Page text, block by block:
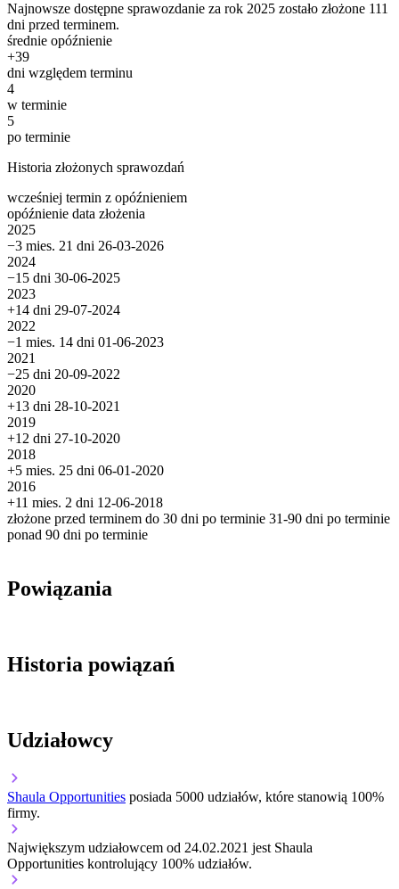
Najnowsze dostępne sprawozdanie za rok 2025 zostało złożone 111
dni przed terminem.
średnie opóźnienie
+39
dni względem terminu
4
w terminie
5
po terminie
Historia złożonych sprawozdań
wcześniej termin z opóźnieniem
opóźnienie data złożenia
2025
−3 mies. 21 dni 26-03-2026
2024
−15 dni 30-06-2025
2023
+14 dni 29-07-2024
2022
−1 mies. 14 dni 01-06-2023
2021
−25 dni 20-09-2022
2020
+13 dni 28-10-2021
2019
+12 dni 27-10-2020
2018
+5 mies. 25 dni 06-01-2020
2016
+11 mies. 2 dni 12-06-2018
złożone przed terminem do 30 dni po terminie 31-90 dni po terminie
ponad 90 dni po terminie
Powiązania
Historia powiązań
Udziałowcy
Shaula Opportunities posiada 5000 udziałów, które stanowią 100%
firmy.
Największym udziałowcem od 24.02.2021 jest Shaula
Opportunities kontrolujący 100% udziałów.